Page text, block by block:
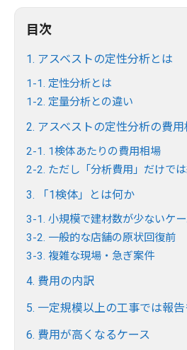
目次
1. アスベストの定性分析とは
1-1. 定性分析とは
1-2. 定量分析との違い
2. アスベストの定性分析の費用
2-1. 1検体あたりの費用相場
2-2. ただし「分析費用」だけで
3. 「1検体」とは何か
3-1. 小規模で建材数が少ないケ
3-2. 一般的な店舗の原状回復前
3-3. 複雑な現場・急ぎ案件
4. 費用の内訳
5. 一定規模以上の工事では報
6. 費用が高くなるケース